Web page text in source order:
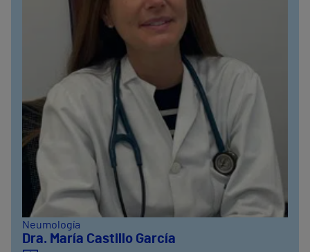
Neumología
Dra. María Castillo García